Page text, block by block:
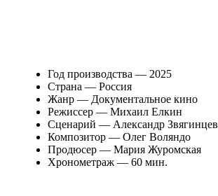
Год производства — 2025
Страна — Россия
Жанр — Документальное кино
Режиссер — Михаил Елкин
Сценарий — Александр Звягинцев
Композитор — Олег Воляндо
Продюсер — Мария Журомская
Хронометраж — 60 мин.